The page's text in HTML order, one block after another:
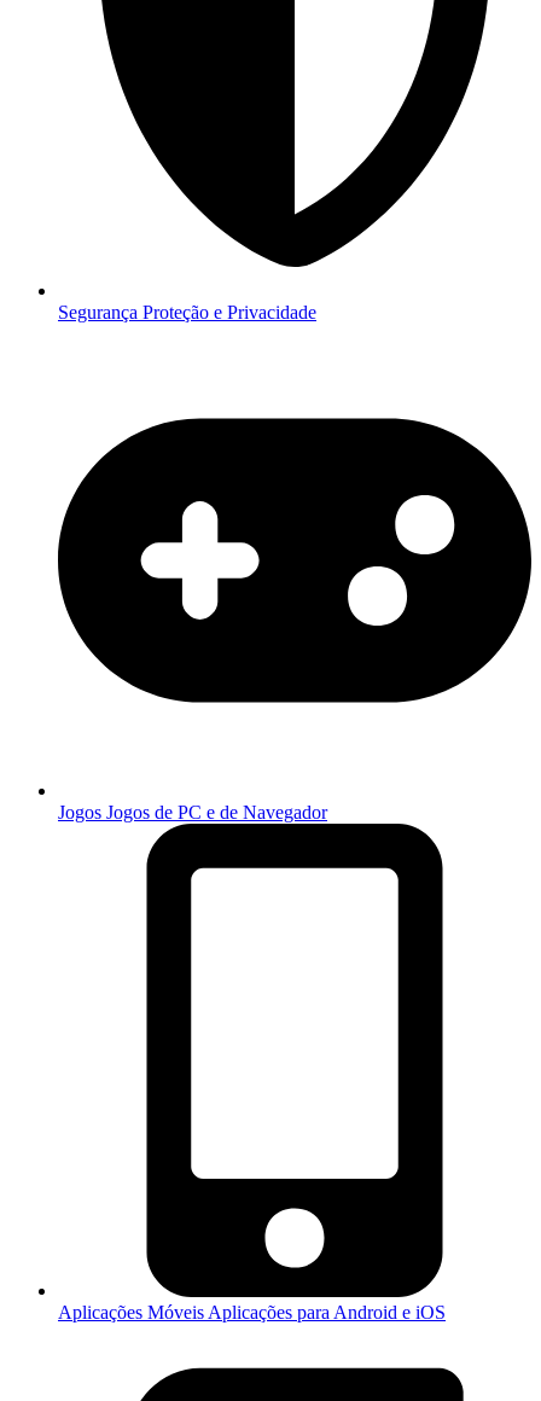
Segurança Proteção e Privacidade
Jogos Jogos de PC e de Navegador
Aplicações Móveis Aplicações para Android e iOS